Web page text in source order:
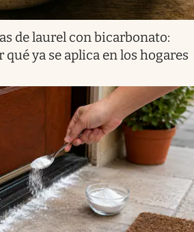
de laurel con bicarbonato:
qué ya se aplica en los hogares